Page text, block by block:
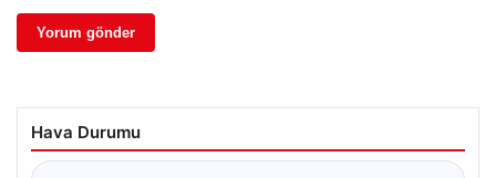
Hava Durumu